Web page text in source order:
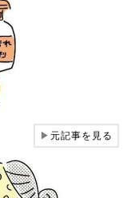
▶元記事を見る